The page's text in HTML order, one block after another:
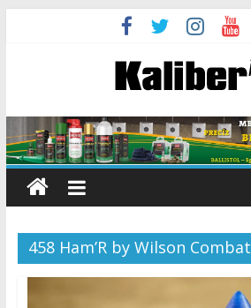
458 Ham’R by Wilson Combat